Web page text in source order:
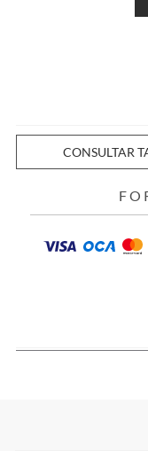
CONSULTAR